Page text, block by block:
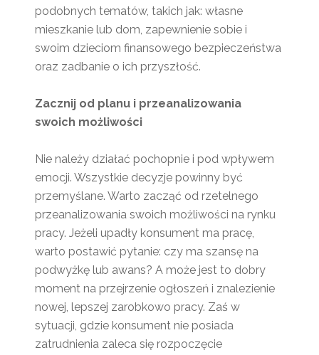
podobnych tematów, takich jak: własne
mieszkanie lub dom, zapewnienie sobie i
swoim dzieciom finansowego bezpieczeństwa
oraz zadbanie o ich przyszłość.
Zacznij od planu i przeanalizowania
swoich możliwości
Nie należy działać pochopnie i pod wpływem
emocji. Wszystkie decyzje powinny być
przemyślane. Warto zacząć od rzetelnego
przeanalizowania swoich możliwości na rynku
pracy. Jeżeli upadły konsument ma pracę,
warto postawić pytanie: czy ma szansę na
podwyżkę lub awans? A może jest to dobry
moment na przejrzenie ogłoszeń i znalezienie
nowej, lepszej zarobkowo pracy. Zaś w
sytuacji, gdzie konsument nie posiada
zatrudnienia zaleca się rozpoczęcie